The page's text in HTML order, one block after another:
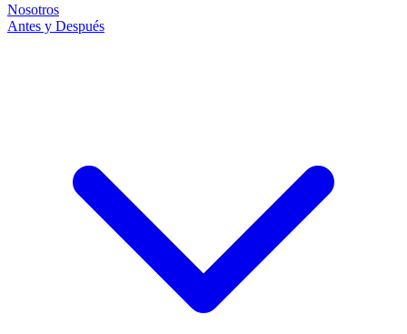
Nosotros
Antes y Después